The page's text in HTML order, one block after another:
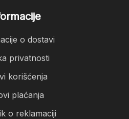
o dostavi
privatnosti
korišćenja
plaćanja
o reklamaciji